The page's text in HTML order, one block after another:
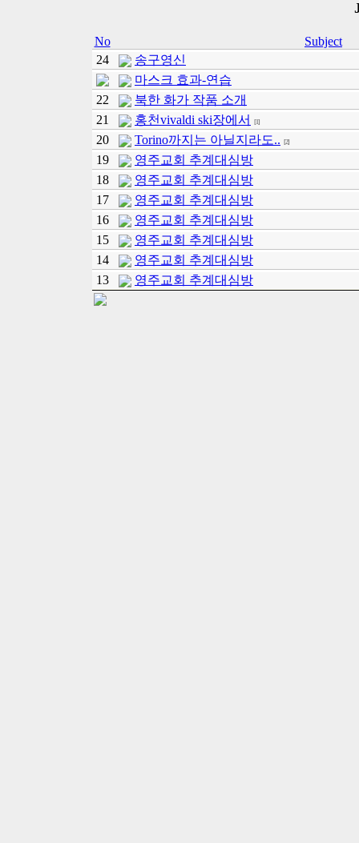
No
Subject
24
송구영신
마스크 효과-연습
22
북한 화가 작품 소개
21
홍천vivaldi ski장에서 [1]
20 Torino까지는 아닐지라도.. [2]
19
영주교회 추계대심방
18
영주교회 추계대심방
17
영주교회 추계대심방
16
영주교회 추계대심방
15
영주교회 추계대심방
14
영주교회 추계대심방
13
영주교회 추계대심방